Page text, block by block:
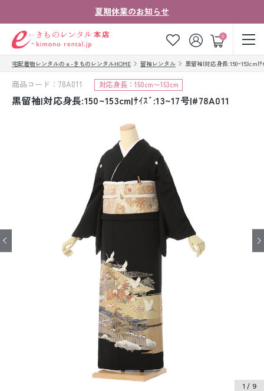
夏期休業のお知らせ
0
ゲスト
お気に入り ログイン カート
ご注文の流れ
お客様の声
法人・グループの
お客様はこちら
着物の種類から探す
七五三レンタル
訪問着・付下げレンタル
宅配着物レンタルのｅ-きものレンタルHOME 留袖レンタル 黒留袖|対応身長:150~153cm|ｻ
商品コード：78A011 対応身長：150cm〜153cm
黒留袖|対応身長:150~153cm|ｻｲｽﾞ:13~17号|#78A011
1 / 9